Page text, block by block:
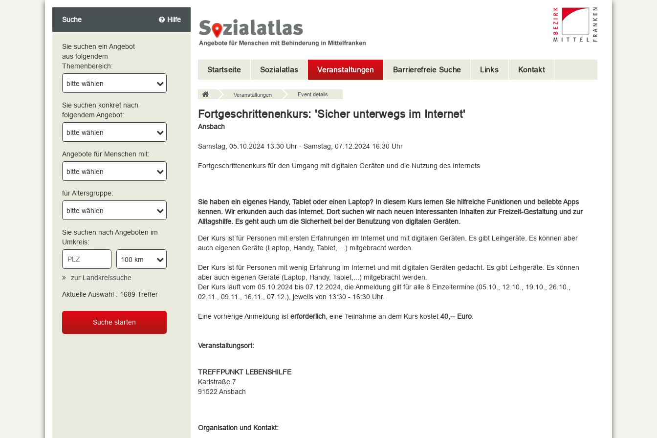
Suche Hilfe
Sie suchen ein Angebot
aus folgendem
Themenbereich:
bitte wählen
Sie suchen konkret nach
folgendem Angebot:
bitte wählen
Angebote für Menschen mit:
bitte wählen
für Altersgruppe:
bitte wählen
Sie suchen nach Angeboten im
Umkreis:
100 km
zur Landkreissuche
bitte wählen
Aktuelle Auswahl : 1689 Treffer
Suche starten
Startseite Sozialatlas Veranstaltungen Barrierefreie Suche Links Kontakt
Veranstaltungen Event details
Fortgeschrittenenkurs: 'Sicher unterwegs im Internet'
Ansbach
Samstag, 05.10.2024 13:30 Uhr - Samstag, 07.12.2024 16:30 Uhr
Fortgeschrittenenkurs für den Umgang mit digitalen Geräten und die Nutzung des Internets
Sie haben ein eigenes Handy, Tablet oder einen Laptop? In diesem Kurs lernen Sie hilfreiche Funktionen und beliebte Apps
kennen. Wir erkunden auch das Internet. Dort suchen wir nach neuen interessanten Inhalten zur Freizeit-Gestaltung und zur
Alltagshilfe. Es geht auch um die Sicherheit bei der Benutzung von digitalen Geräten.
Der Kurs ist für Personen mit ersten Erfahrungen im Internet und mit digitalen Geräten. Es gibt Leihgeräte. Es können aber
auch eigenen Geräte (Laptop, Handy, Tablet, ...) mitgebracht werden.
Der Kurs ist für Personen mit wenig Erfahrung im Internet und mit digitalen Geräten gedacht. Es gibt Leihgeräte. Es können
aber auch eigenen Geräte (Laptop, Handy, Tablet,...) mitgebracht werden.
Der Kurs läuft vom 05.10.2024 bis 07.12.2024, die Anmeldung gilt für alle 8 Einzeltermine (05.10., 12.10., 19.10., 26.10.,
02.11., 09.11., 16.11., 07.12.), jeweils von 13:30 - 16:30 Uhr.
Eine vorherige Anmeldung ist erforderlich, eine Teilnahme an dem Kurs kostet 40,-- Euro.
Veranstaltungsort:
TREFFPUNKT LEBENSHILFE
Karlstraße 7
91522 Ansbach
Organisation und Kontakt: